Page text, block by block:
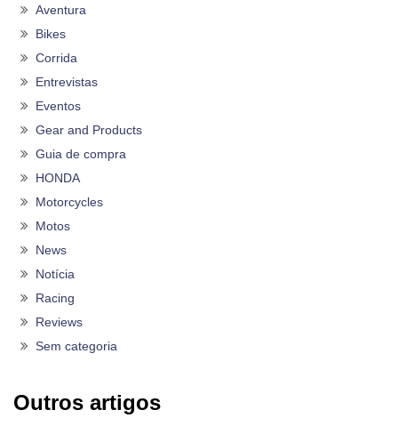
Aventura
Bikes
Corrida
Entrevistas
Eventos
Gear and Products
Guia de compra
HONDA
Motorcycles
Motos
News
Notícia
Racing
Reviews
Sem categoria
Outros artigos